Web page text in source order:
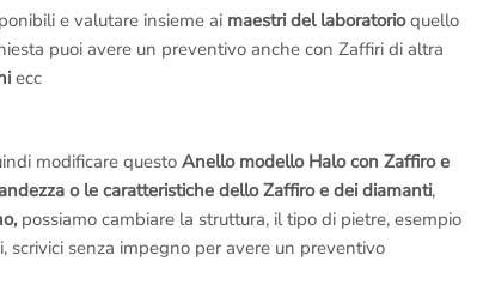
e valutare insieme ai maestri del laboratorioquello
puoi avere un preventivo anche con Zaffiri di altra
ecc
modificare questo Anello modello Halo con Zaffiro e
o le caratteristiche dello Zaffiro e dei diamanti,
possiamo cambiare la struttura, il tipo di pietre, esempio
scrivici senza impegno per avere un preventivo